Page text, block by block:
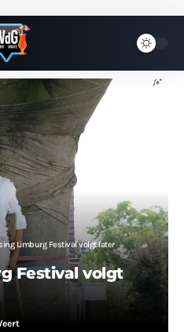
Limburg Festival volgt later
Festival volgt